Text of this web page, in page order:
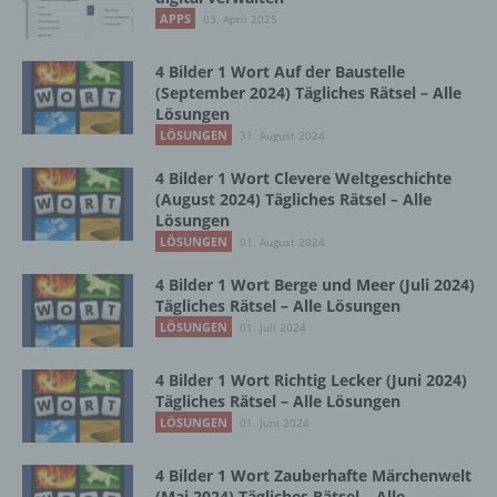
APPS 03. April 2025
4 Bilder 1 Wort Auf der Baustelle
(September 2024) Tägliches Rätsel – Alle
Lösungen
LÖSUNGEN 31. August 2024
4 Bilder 1 Wort Clevere Weltgeschichte
(August 2024) Tägliches Rätsel – Alle
Lösungen
LÖSUNGEN 01. August 2024
4 Bilder 1 Wort Berge und Meer (Juli 2024)
Tägliches Rätsel – Alle Lösungen
LÖSUNGEN 01. Juli 2024
4 Bilder 1 Wort Richtig Lecker (Juni 2024)
Tägliches Rätsel – Alle Lösungen
LÖSUNGEN 01. Juni 2024
4 Bilder 1 Wort Zauberhafte Märchenwelt
Zusammenhang mit personenbezogenen
Organisation, das Ordnen, die Speicherung,
die Anpassung oder Veränderung, das
Auslesen, das Abfragen, die Verwendung,
die Offenlegung durch Übermittlung,
Bereitstellung, den Abgleich oder die
Verknüpfung, die Einschränkung, das
Löschen oder die Vernichtung.
d) Einschränkung der Verarbeitung
Einschränkung der Verarbeitung ist die
Markierung gespeicherter
personenbezogener Daten mit dem Ziel, ihre
künftige Verarbeitung einzuschränken.
e) Profiling